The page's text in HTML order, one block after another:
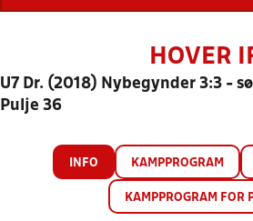
HOVER
U7 Dr. (2018) Nybegynder 3:3 -
Pulje 36
INFO KAMPPROGRAM
KAMPPROGRAM FOR